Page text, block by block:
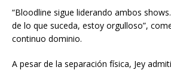
“Bloodline sigue liderando ambos
de lo que suceda, estoy orgulloso”,
continuo dominio.
A pesar de la separación física, Jey